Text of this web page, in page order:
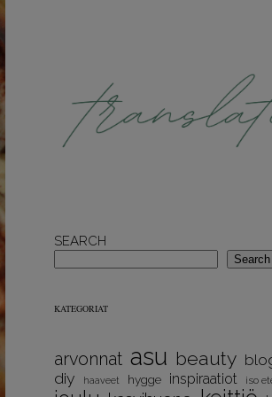
SEARCH
Search
KATEGORIAT
arvonnat asu beauty
diy haaveet hygge inspiraatiot iso